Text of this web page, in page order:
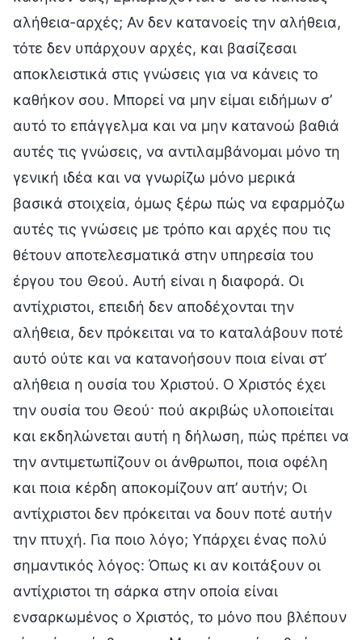
αλήθεια-αρχές; Αν δεν κατανοείς την αλήθεια,
τότε δεν υπάρχουν αρχές, και βασίζεσαι
αποκλειστικά στις γνώσεις για να κάνεις το
καθήκον σου. Μπορεί να μην είμαι ειδήμων σ’
αυτό το επάγγελμα και να μην κατανοώ βαθιά
αυτές τις γνώσεις, να αντιλαμβάνομαι μόνο τη
γενική ιδέα και να γνωρίζω μόνο μερικά
βασικά στοιχεία, όμως ξέρω πώς να εφαρμόζω
αυτές τις γνώσεις με τρόπο και αρχές που τις
θέτουν αποτελεσματικά στην υπηρεσία του
έργου του Θεού. Αυτή είναι η διαφορά. Οι
αντίχριστοι, επειδή δεν αποδέχονται την
αλήθεια, δεν πρόκειται να το καταλάβουν ποτέ
αυτό ούτε και να κατανοήσουν ποια είναι στ’
αλήθεια η ουσία του Χριστού. Ο Χριστός έχει
την ουσία του Θεού· πού ακριβώς υλοποιείται
και εκδηλώνεται αυτή η δήλωση, πώς πρέπει να
την αντιμετωπίζουν οι άνθρωποι, ποια οφέλη
και ποια κέρδη αποκομίζουν απ’ αυτήν; Οι
αντίχριστοι δεν πρόκειται να δουν ποτέ αυτήν
την πτυχή. Για ποιο λόγο; Υπάρχει ένας πολύ
σημαντικός λόγος: Όπως κι αν κοιτάξουν οι
αντίχριστοι τη σάρκα στην οποία είναι
ενσαρκωμένος ο Χριστός, το μόνο που βλέπουν